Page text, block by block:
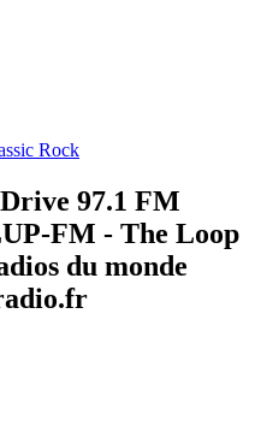
Rock
97.1 FM
FM - The Loop
du monde